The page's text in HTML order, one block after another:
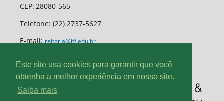
Este site usa cookies para garantir que você
obtenha a melhor experiência em nosso site.
Saiba mais
CEP: 28080-565
Telefone: (22) 2737-5627
E-mail:reitoria@iff.edu.br